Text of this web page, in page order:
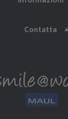
Contatta